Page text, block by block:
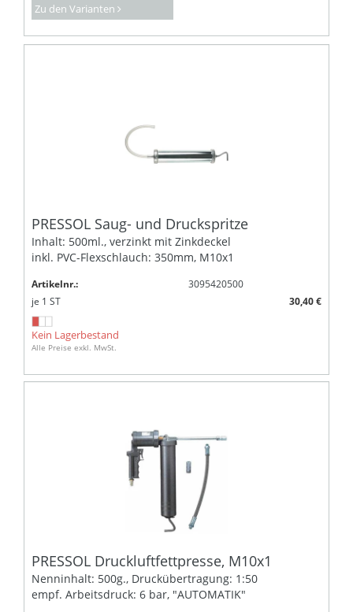
Zu den Varianten
PRESSOL Saug- und Druckspritze
Inhalt: 500ml., verzinkt mit Zinkdeckel
inkl. PVC-Flexschlauch: 350mm, M10x1
Artikelnr.:
3095420500
je 1 ST 30,40 €
Kein Lagerbestand
Alle Preise exkl. MwSt.
PRESSOL Druckluftfettpresse, M10x1
Nenninhalt: 500g., Druckübertragung: 1:50
empf. Arbeitsdruck: 6 bar, "AUTOMATIK"